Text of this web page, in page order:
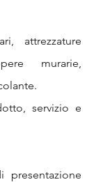
attrezzature
murarie,
servizio e
presentazione